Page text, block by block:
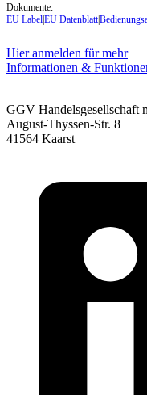
Dokumente:
EU Label|EU Datenblatt|
Hier anmelden für mehr
Informationen &
GGV Handelsgesellschaft
August-Thyssen-Str. 8
41564 Kaarst